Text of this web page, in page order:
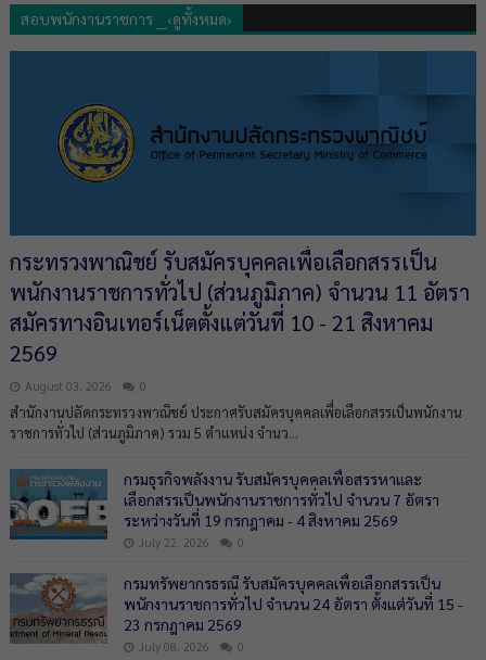
สอบพนักงานราชการ __‹ดูทั้งหมด›
กระทรวงพาณิชย์ รับสมัครบุคคลเพื่อเลือกสรรเป็น
พนักงานราชการทั่วไป (ส่วนภูมิภาค) จำนวน 11 อัตรา
สมัครทางอินเทอร์เน็ตตั้งแต่วันที่ 10 - 21 สิงหาคม
2569
August 03, 2026 0
สำนักงานปลัดกระทรวงพาณิชย์ ประกาศรับสมัครบุคคลเพื่อเลือกสรรเป็นพนักงาน
ราชการทั่วไป (ส่วนภูมิภาค) รวม 5 ตำแหน่ง จำนว...
กรมธุรกิจพลังงาน รับสมัครบุคคลเพื่อสรรหาและ
เลือกสรรเป็นพนักงานราชการทั่วไป จำนวน 7 อัตรา
ระหว่างวันที่ 19 กรกฎาคม - 4 สิงหาคม 2569
July 22, 2026 0
กรมทรัพยากรธรณี รับสมัครบุคคลเพื่อเลือกสรรเป็น
พนักงานราชการทั่วไป จำนวน 24 อัตรา ตั้งแต่วันที่ 15 -
23 กรกฎาคม 2569
July 08, 2026 0